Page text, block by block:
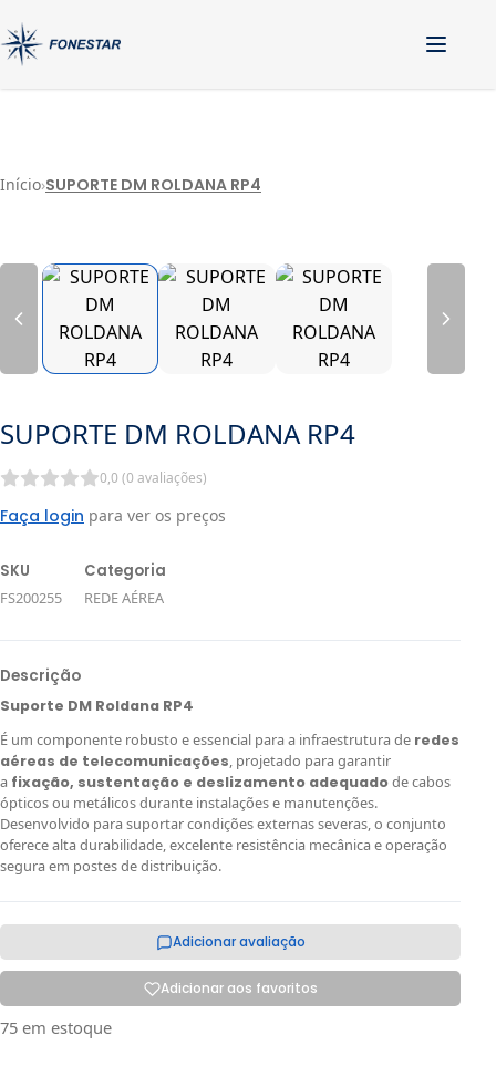
Início›SUPORTE DM ROLDANA RP4
SUPORTE DM ROLDANA RP4
0,0 (0 avaliações)
Faça login para ver os preços
SKU
FS200255
Categoria
REDE AÉREA
Descrição
Suporte DM Roldana RP4
É um componente robusto e essencial para a infraestrutura de redes
aéreas de telecomunicações, projetado para garantir
a fixação, sustentação e deslizamento adequadode cabos
ópticos ou metálicos durante instalações e manutenções.
Desenvolvido para suportar condições externas severas, o conjunto
oferece alta durabilidade, excelente resistência mecânica e operação
segura em postes de distribuição.
Adicionar avaliação
Adicionar aos favoritos
75 em estoque